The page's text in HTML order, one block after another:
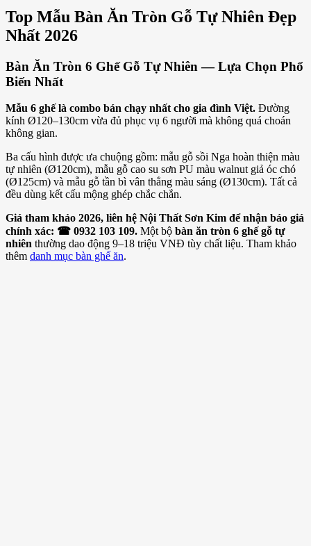
Top Mẫu Bàn Ăn Tròn Gỗ Tự Nhiên Đẹp
Nhất 2026
Bàn Ăn Tròn 6 Ghế Gỗ Tự Nhiên — Lựa Chọn Phổ
Biến Nhất
Mẫu 6 ghế là combo bán chạy nhất cho gia đình Việt. Đường
kính Ø120–130cm vừa đủ phục vụ 6 người mà không quá choán
không gian.
Ba cấu hình được ưa chuộng gồm: mẫu gỗ sồi Nga hoàn thiện màu
tự nhiên (Ø120cm), mẫu gỗ cao su sơn PU màu walnut giả óc chó
(Ø125cm) và mẫu gỗ tần bì vân thẳng màu sáng (Ø130cm). Tất cả
đều dùng kết cấu mộng ghép chắc chắn.
Giá tham khảo 2026, liên hệ Nội Thất Sơn Kim để nhận báo giá
chính xác: ☎ 0932 103 109. Một bộ bàn ăn tròn 6 ghế gỗ tự
nhiên thường dao động 9–18 triệu VNĐ tùy chất liệu. Tham khảo
thêm danh mục bàn ghế ăn.